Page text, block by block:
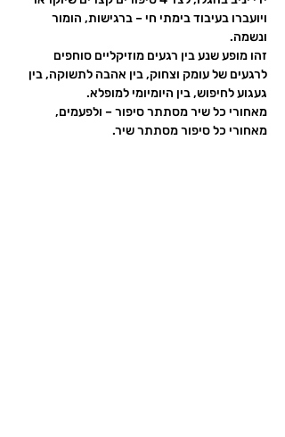
ויועברו בעיבוד בימתי חי – ברגישות, הומור
ונשמה.
זהו מופע שנע בין רגעים מוזיקליים סוחפים
לרגעים של עומק וצחוק, בין אהבה לתשוקה, בין
געגוע לחיפוש, בין היומיומי למופלא.
מאחורי כל שיר מסתתר סיפור – ולפעמים,
מאחורי כל סיפור מסתתר שיר.